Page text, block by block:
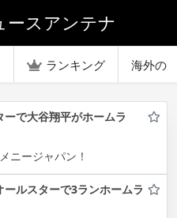
ースアンテナ
ランキング 海外の
で大谷翔平がホームラ
ニージャパン！
ルスターで3ランホームラ